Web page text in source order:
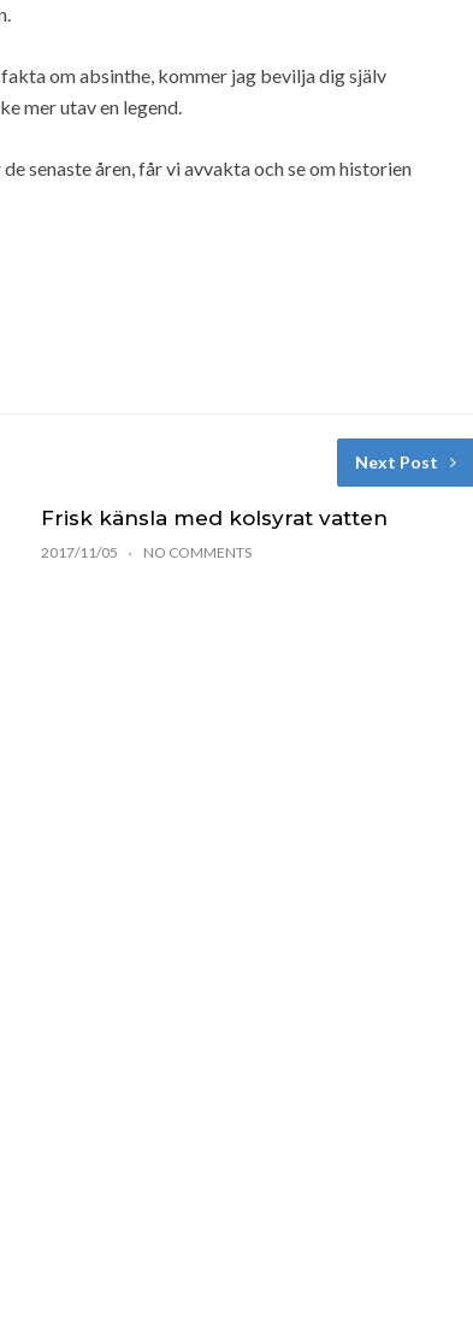
om absinthe, kommer jag bevilja dig själv
mer utav en legend.
senaste åren, får vi avvakta och se om historien
Next Post
Frisk känsla med kolsyrat vatten
2017/11/05 NO COMMENTS